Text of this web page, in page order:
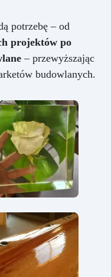
potrzebę – od
projektów po
– przewyższając
budowlanych.